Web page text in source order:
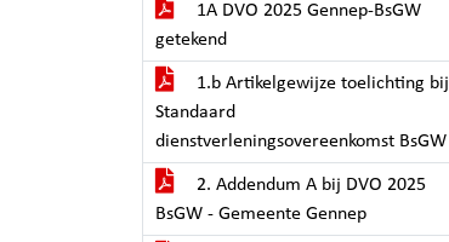
1A DVO 2025 Gennep-BsGW
getekend
1.b Artikelgewijze toelichting bij
Standaard
dienstverleningsovereenkomst BsGW
2. Addendum A bij DVO 2025
BsGW - Gemeente Gennep